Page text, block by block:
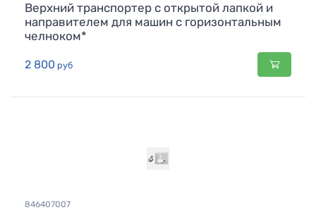
Верхний транспортер с открытой лапкой и
направителем для машин с горизонтальным
челноком*
2 800 руб
846407007